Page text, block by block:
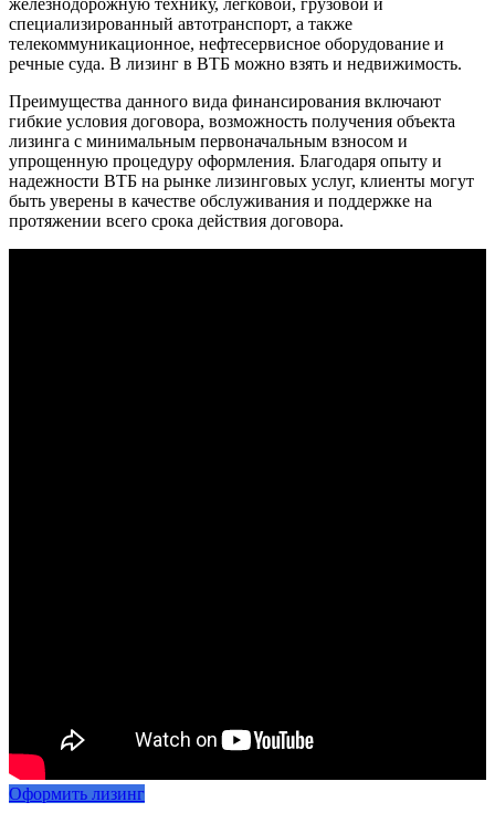
железнодорожную технику, легковой, грузовой и
специализированный автотранспорт, а также
телекоммуникационное, нефтесервисное оборудование и
речные суда. В лизинг в ВТБ можно взять и недвижимость.
Преимущества данного вида финансирования включают
гибкие условия договора, возможность получения объекта
лизинга с минимальным первоначальным взносом и
упрощенную процедуру оформления. Благодаря опыту и
надежности ВТБ на рынке лизинговых услуг, клиенты могут
быть уверены в качестве обслуживания и поддержке на
протяжении всего срока действия договора.
Оформить лизинг